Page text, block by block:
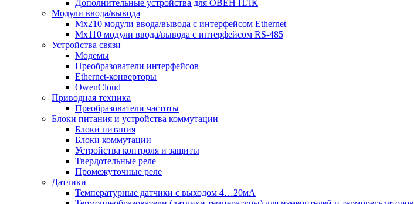
Дополнительные устройства для ОВЕН ПЛК
Модули ввода/вывода
Мх210 модули ввода/вывода с интерфейсом Ethernet
Мх110 модули ввода/вывода с интерфейсом RS-485
Устройства связи
Модемы
Преобразователи интерфейсов
Ethernet-конверторы
OwenCloud
Приводная техника
Преобразователи частоты
Блоки питания и устройства коммутации
Блоки питания
Блоки коммутации
Устройства контроля и защиты
Твердотельные реле
Промежуточные реле
Датчики
Температурные датчики с выходом 4…20мА